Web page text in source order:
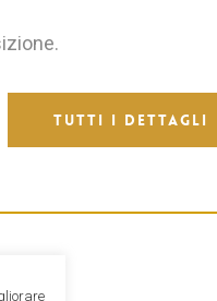
TUTTI I DETTAGLI